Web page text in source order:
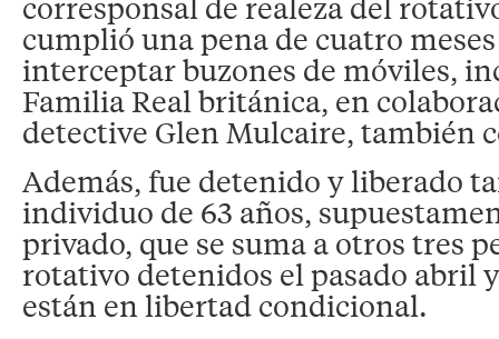
corresponsal de realeza del
cumplió una pena de cuatro
interceptar buzones de móviles,
Familia Real británica, en
detective Glen Mulcaire, también
Además, fue detenido y liberado
individuo de 63 años,
privado, que se suma a otros tres
rotativo detenidos el pasado abril
están en libertad condicional.